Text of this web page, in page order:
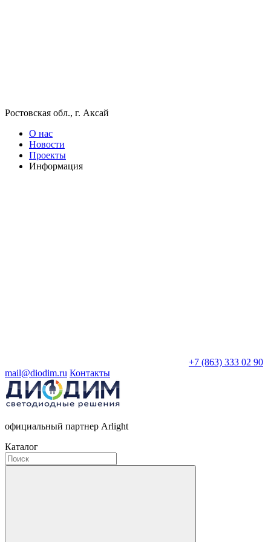
Ростовская обл., г. Аксай
О нас
Новости
Проекты
Информация
+7 (863) 333 02 90
mail@diodim.ru Контакты
официальный партнер Arlight
Каталог